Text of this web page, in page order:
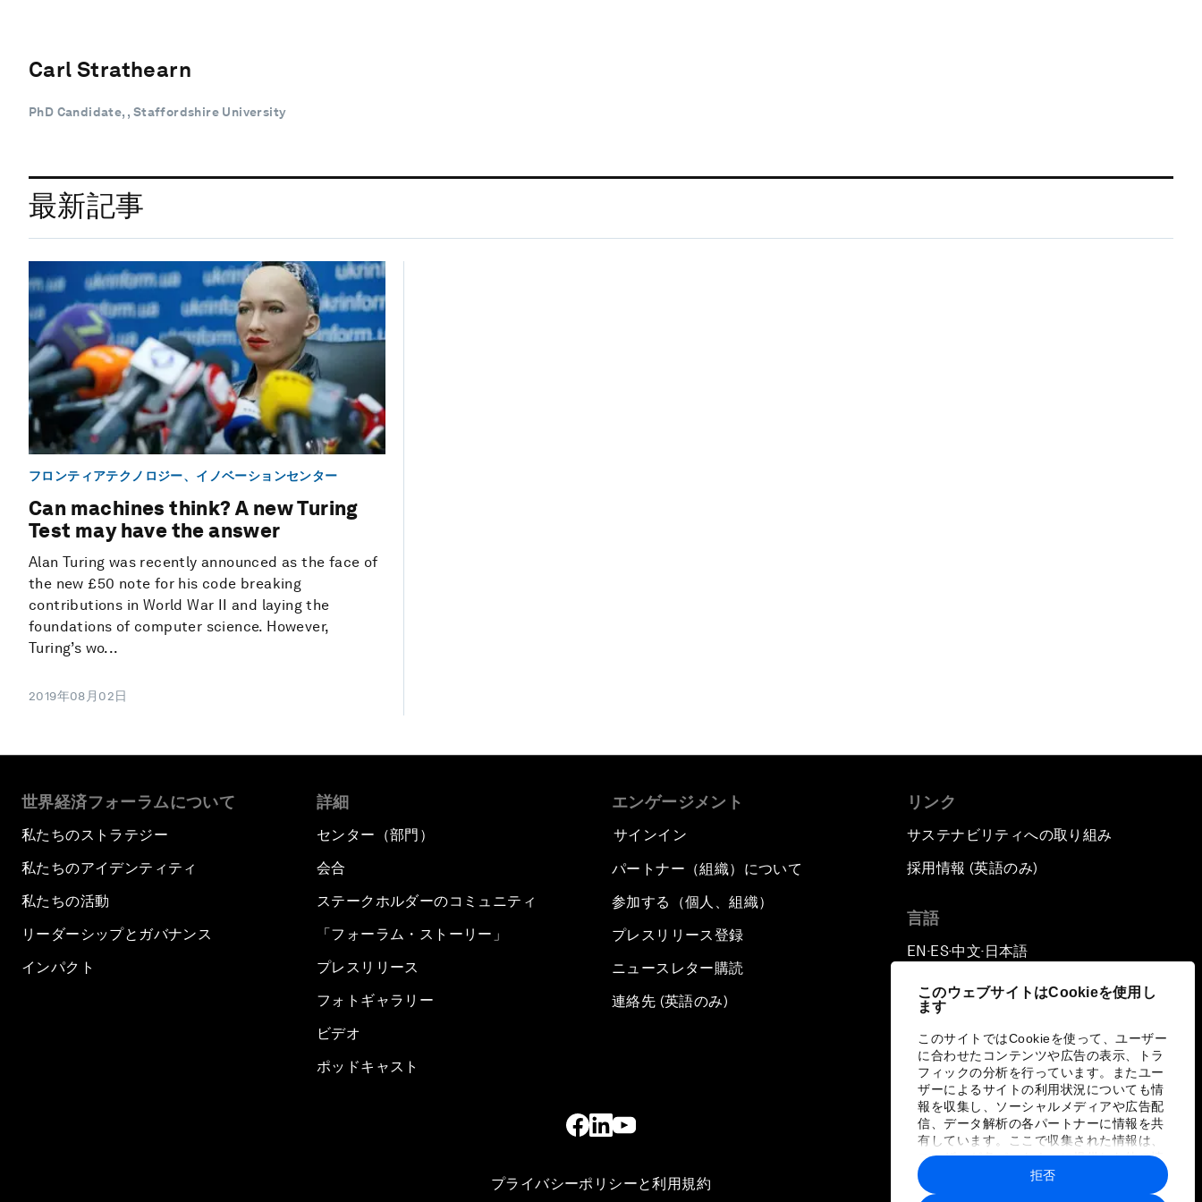
このウェブサイトはCookieを使用し
ます
このサイトではCookieを使って、ユーザー
に合わせたコンテンツや広告の表示、トラ
フィックの分析を行っています。またユー
ザーによるサイトの利用状況についても情
報を収集し、ソーシャルメディアや広告配
信、データ解析の各パートナーに情報を共
有しています。ここで収集された情報は、
ユーザーが各パートナーに提供した他の情
報や各パートナーのサービスを使用した際
に収集された情報と組み合わされ、各パー
拒否
Carl Strathearn
PhD Candidate, , Staffordshire University
最新記事
フロンティアテクノロジー、イノベーションセンター
Can machines think? A new Turing
Test may have the answer
Alan Turing was recently announced as the face of
the new £50 note for his code breaking
contributions in World War II and laying the
foundations of computer science. However,
Turing’s wo...
2019年08月02日
世界経済フォーラムについて
私たちのストラテジー
私たちのアイデンティティ
私たちの活動
リーダーシップとガバナンス
インパクト
詳細
センター（部門）
会合
ステークホルダーのコミュニティ
「フォーラム・ストーリー」
プレスリリース
フォトギャラリー
ビデオ
ポッドキャスト
エンゲージメント
サインイン
パートナー（組織）について
参加する（個人、組織）
プレスリリース登録
ニュースレター購読
連絡先 (英語のみ)
リンク
サステナビリティへの取り組み
採用情報 (英語のみ)
言語
EN ▪ ES▪中文▪ 日本語
プライバシーポリシーと利用規約